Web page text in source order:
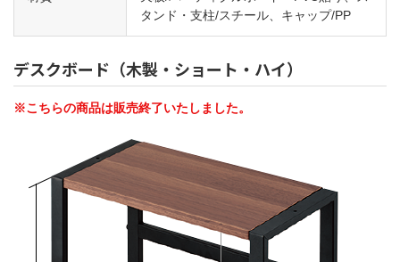
タンド・支柱/スチール、キャップ/PP
デスクボード（木製・ショート・ハイ）
※こちらの商品は販売終了いたしました。